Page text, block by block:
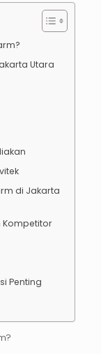
Utara
di Jakarta
Kompetitor
Penting